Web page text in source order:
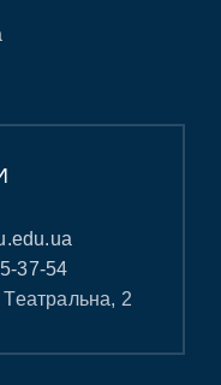
37-54
2